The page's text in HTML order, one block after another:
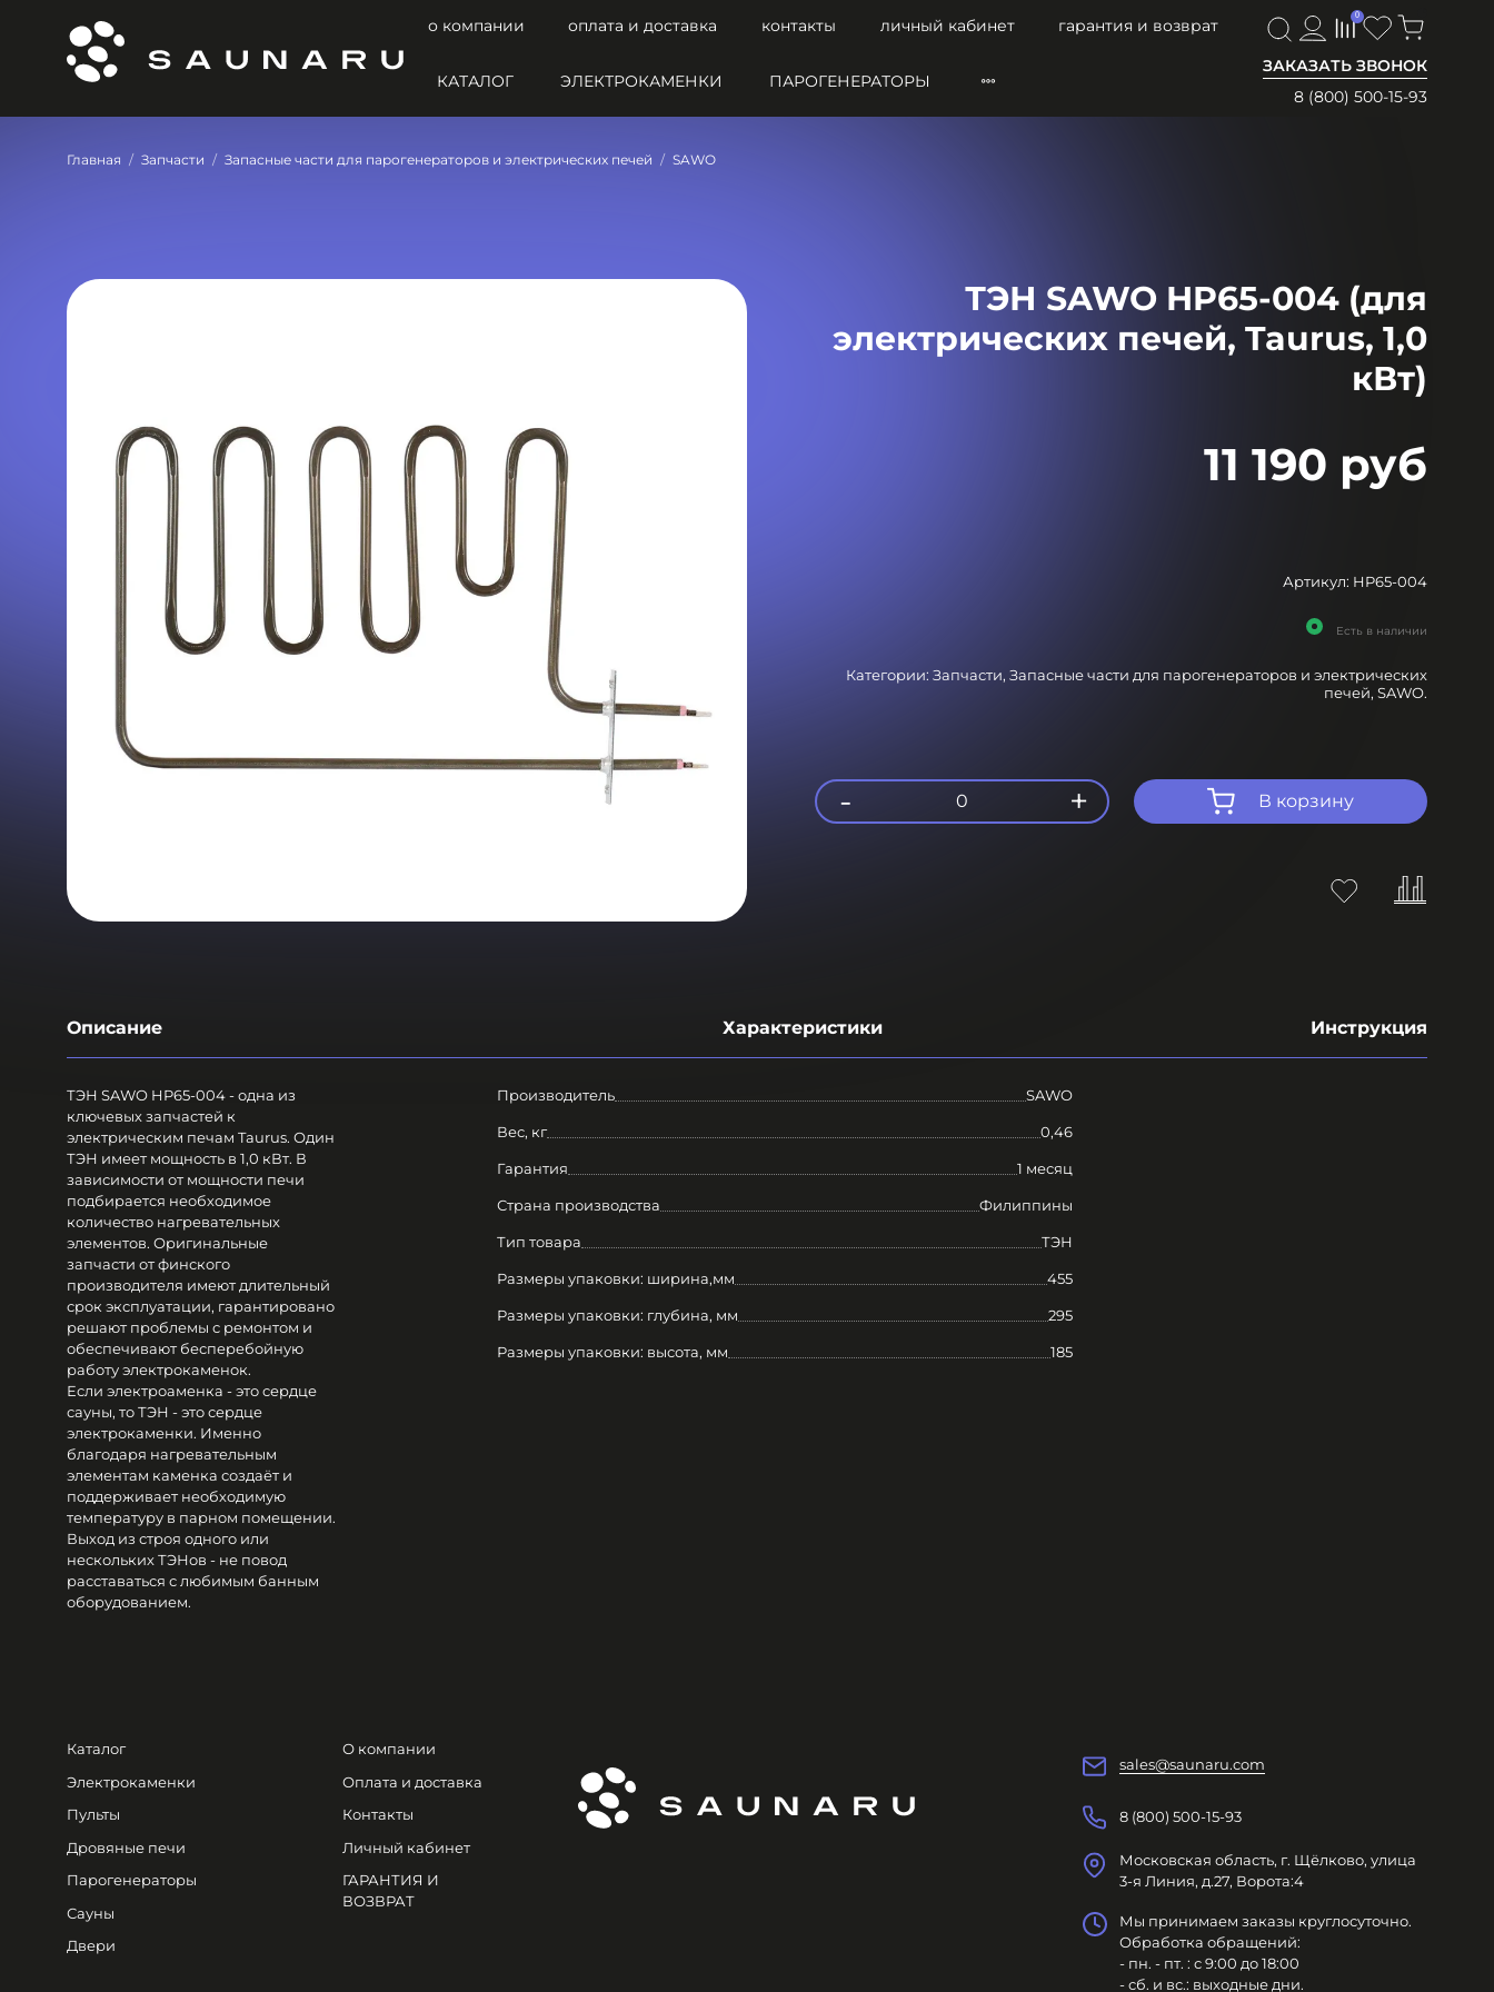
о компании оплата и доставка контакты личный кабинет
гарантия и возврат
ЗАКАЗАТЬ ЗВОНОК
8 (800) 500-15-93
0
КАТАЛОГ ЭЛЕКТРОКАМЕНКИ ПАРОГЕНЕРАТОРЫ
Главная Запчасти Запасные части для парогенераторов и электрических печей SAWO
ТЭН SAWO HP65-004 (для
электрических печей, Taurus, 1,0
кВт)
11 190 руб
Артикул: HP65-004
Есть в наличии
Категории: Запчасти, Запасные части для парогенераторов и электрических
печей, SAWO.
В корзину
- 0 +
Описание Характеристики Инструкция
ТЭН SAWO HP65-004 - одна из
ключевых запчастей к
электрическим печам Taurus. Один
ТЭН имеет мощность в 1,0 кВт. В
зависимости от мощности печи
подбирается необходимое
количество нагревательных
элементов. Оригинальные
запчасти от финского
производителя имеют длительный
срок эксплуатации, гарантировано
решают проблемы с ремонтом и
обеспечивают бесперебойную
работу электрокаменок.
Если электроаменка - это сердце
сауны, то ТЭН - это сердце
электрокаменки. Именно
благодаря нагревательным
элементам каменка создаёт и
поддерживает необходимую
температуру в парном помещении.
Выход из строя одного или
нескольких ТЭНов - не повод
расставаться с любимым банным
оборудованием.
Производитель SAWO
Вес, кг 0,46
Гарантия 1 месяц
Страна производства Филиппины
Тип товара ТЭН
Размеры упаковки: ширина,мм 455
Размеры упаковки: глубина, мм 295
Размеры упаковки: высота, мм 185
Каталог
Электрокаменки
Пульты
Дровяные печи
Парогенераторы
Сауны
Двери
О компании
Оплата и доставка
Контакты
Личный кабинет
ГАРАНТИЯ И
ВОЗВРАТ
sales@saunaru.com
8 (800) 500-15-93
Московская область, г. Щёлково, улица
3-я Линия, д.27, Ворота:4
Мы принимаем заказы круглосуточно.
Обработка обращений:
- пн. - пт. : с 9:00 до 18:00
- сб. и вс.: выходные дни.